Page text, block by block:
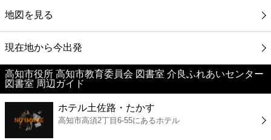
グルメ
映画
美容
コンビニ
地図を見る
現在地から今出発
高知市役所 高知市教育委員会 図書室 介良ふれあいセンター
図書室 周辺ガイド
ホテル土佐路・たかす
高知市高須2丁目6-55にあるホテル